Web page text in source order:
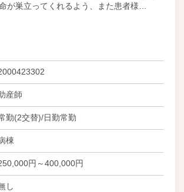
が巣立ってくれるよう、また患者様
産師
勤(2交替)/日勤常勤
棟
円～400,000円
し